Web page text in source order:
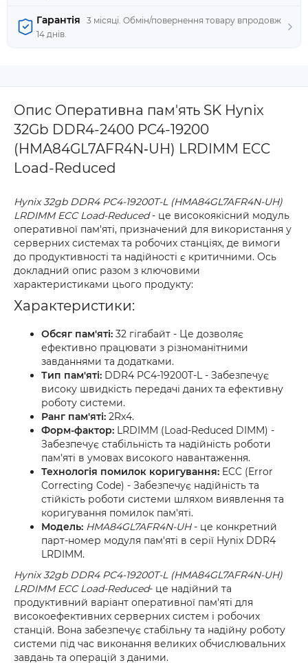
Гарантія
3 місяці. Обмін/повернення товару впродовж
14 днів.
Опис Оперативна пам'ять SK Hynix
32Gb DDR4-2400 PC4-19200
(HMA84GL7AFR4N‐UH) LRDIMM ECC
Load-Reduced
Hynix 32gb DDR4 PC4-19200T-L (HMA84GL7AFR4N-UH)
LRDIMM ECC Load-Reduced- це високоякісний модуль
оперативної пам'яті, призначений для використання у
серверних системах та робочих станціях, де вимоги
до продуктивності та надійності є критичними. Ось
докладний опис разом з ключовими
характеристиками цього продукту:
Характеристики:
Обсяг пам'яті: 32 гігабайт - Це дозволяє
ефективно працювати з різноманітними
завданнями та додатками.
Тип пам'яті: DDR4 PC4-19200T-L - Забезпечує
високу швидкість передачі даних та ефективну
роботу системи.
Ранг пам'яті: 2Rx4.
Форм-фактор: LRDIMM (Load-Reduced DIMM) -
Забезпечує стабільність та надійність роботи
пам'яті в умовах високого навантаження.
Технологія помилок коригування: ECC (Error
Correcting Code) - Забезпечує надійність та
стійкість роботи системи шляхом виявлення та
коригування помилок пам'яті.
Модель: HMA84GL7AFR4N-UH- це конкретний
парт-номер модуля пам'яті в серії Hynix DDR4
LRDIMM.
Hynix 32gb DDR4 PC4-19200T-L (HMA84GL7AFR4N-UH)
LRDIMM ECC Load-Reduced- це надійний та
продуктивний варіант оперативної пам'яті для
високоефективних серверних систем і робочих
станцій. Вона забезпечує стабільну та надійну роботу
системи під час виконання великих обчислювальних
завдань та операцій з даними.